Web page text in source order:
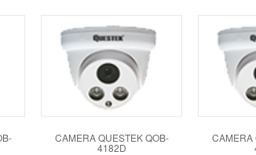
CAMERA QUESTEK QOB-
4182D
CAMERA